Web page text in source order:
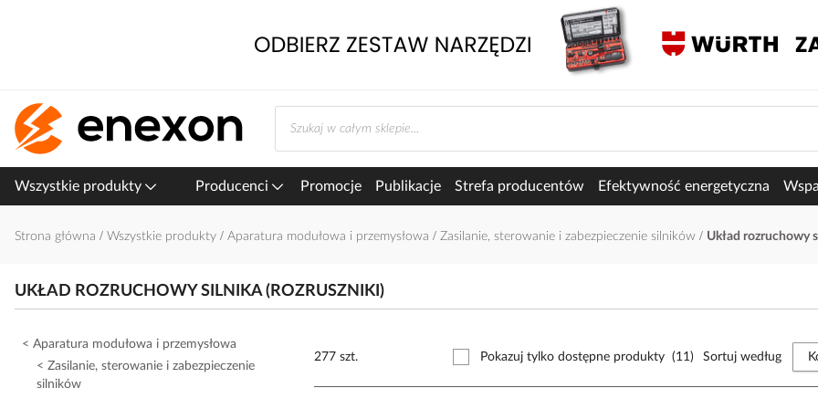
Wszystkie produkty Producenci Promocje Publikacje Strefa producentów Efektywność energetyczna
Strona główna Wszystkie produkty Aparatura modułowa i przemysłowa Zasilanie, sterowanie i zabezpieczenie silników Układ rozruchowy
UKŁAD ROZRUCHOWY SILNIKA (ROZRUSZNIKI)
277 szt. Pokazuj tylko dostępne produkty (11) Sortuj według
Aparatura modułowa i przemysłowa
Zasilanie, sterowanie i zabezpieczenie
silników